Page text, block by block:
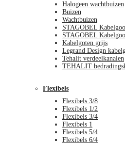
Halogeen wachtbuizen
Buizen
Wachtbuizen
STAGOBEL
STAGOBEL
Kabelgoten grijs
Legrand Design
Tehalit verdeelkanalen
TEHALIT
Flexibels
Flexibels 3/8
Flexibels 1/2
Flexibels 3/4
Flexibels 1
Flexibels 5/4
Flexibels 6/4